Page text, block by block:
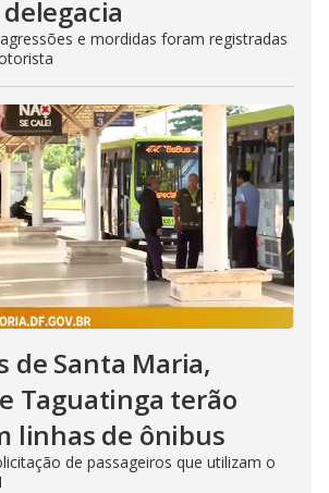
e mordidas foram registradas
de Santa Maria,
Taguatinga terão
linhas de ônibus
de passageiros que utilizam o